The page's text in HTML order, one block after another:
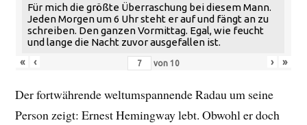
Für mich die größte Überraschung bei diesem Mann.
Jeden Morgen um 6 Uhr steht er auf und fängt an zu
schreiben. Den ganzen Vormittag. Egal, wie feucht
und lange die Nacht zuvor ausgefallen ist.
«
‹ von 10 › »
Der fortwährende weltumspannende Radau um seine
Person zeigt: Ernest Hemingway lebt. Obwohl er doch